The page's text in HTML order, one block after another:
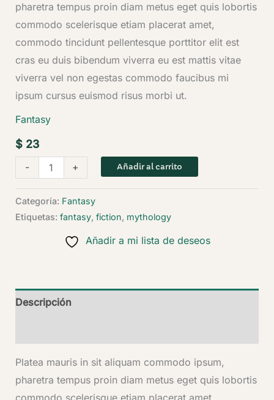
pharetra tempus proin diam metus eget quis lobortis
commodo scelerisque etiam placerat amet,
commodo tincidunt pellentesque porttitor elit est
cras eu duis bibendum viverra eu est mattis vitae
viverra vel non egestas commodo faucibus mi
ipsum cursus euismod risus morbi ut.
Fantasy
$23
-
The
Throned
Mirror
cantidad
+ Añadir al carrito
Categoría: Fantasy
Etiquetas: fantasy, fiction, mythology
Añadir a mi lista de deseos
Descripción
Platea mauris in sit aliquam commodo ipsum,
pharetra tempus proin diam metus eget quis lobortis